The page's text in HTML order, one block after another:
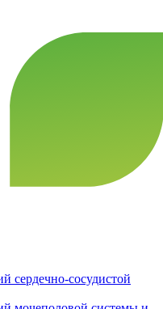
сердечно-сосудистой